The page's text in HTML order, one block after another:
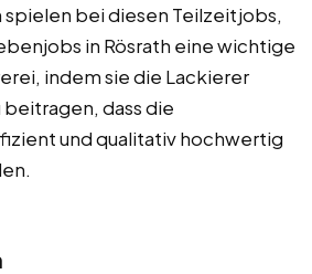
bei diesen Teilzeitjobs,
in Rösrath eine wichtige
indem sie die Lackierer
dass die
und qualitativ hochwertig